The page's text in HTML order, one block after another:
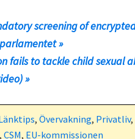
screening of
»
fails to tackle child sexual
»
, Övervakning, Privatliv,
, CSM, EU-kommissionen